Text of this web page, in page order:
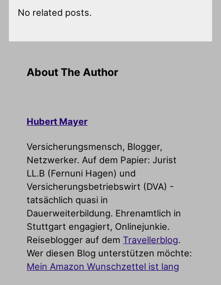
No related posts.
About The Author
Hubert Mayer
Versicherungsmensch, Blogger,
Netzwerker. Auf dem Papier: Jurist
LL.B (Fernuni Hagen) und
Versicherungsbetriebswirt (DVA) -
tatsächlich quasi in
Dauerweiterbildung. Ehrenamtlich in
Stuttgart engagiert, Onlinejunkie.
Reiseblogger auf dem Travellerblog.
Wer diesen Blog unterstützen möchte:
Mein Amazon Wunschzettel ist lang